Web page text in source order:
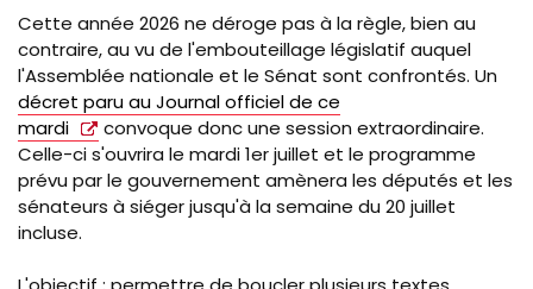
Cette année 2026 ne déroge pas à la règle, bien au
contraire, au vu de l'embouteillage législatif auquel
l'Assemblée nationale et le Sénat sont confrontés. Un
décret paru au Journal officiel de ce
mardi
convoque donc une session extraordinaire.
Celle-ci s'ouvrira le mardi 1er juillet et le programme
prévu par le gouvernement amènera les députés et les
sénateurs à siéger jusqu'à la semaine du 20 juillet
incluse.